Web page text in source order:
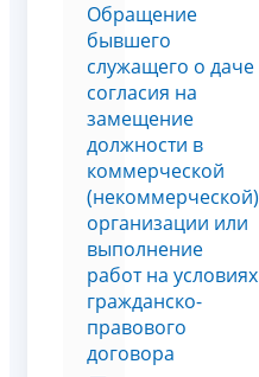
Обращение
бывшего
служащего о даче
согласия на
замещение
должности в
коммерческой
(некоммерческой)
организации или
выполнение
работ на условиях
гражданско-
правового
договора